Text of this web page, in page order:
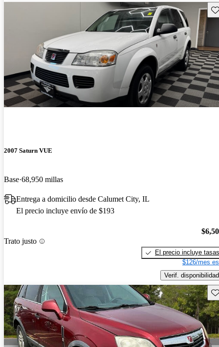
2007 Saturn VUE
Base 68,950 millas
Entrega a domicilio desde Calumet City, IL
El precio incluye envío de $193
Trato justo
El precio incluye tasas
$126/mes
Verif. disponibilidad